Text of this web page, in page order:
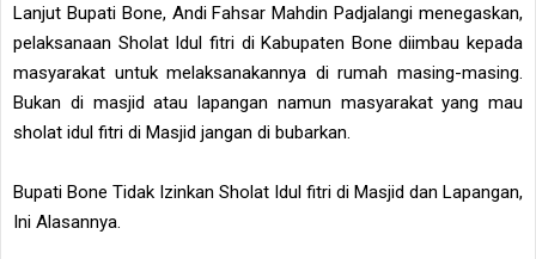
Lanjut Bupati Bone, Andi Fahsar Mahdin Padjalangi menegaskan,
pelaksanaan Sholat Idul fitri di Kabupaten Bone diimbau kepada
masyarakat untuk melaksanakannya di rumah masing-masing.
Bukan di masjid atau lapangan namun masyarakat yang mau
sholat idul fitri di Masjid jangan di bubarkan.
Bupati Bone Tidak Izinkan Sholat Idul fitri di Masjid dan Lapangan,
Ini Alasannya.